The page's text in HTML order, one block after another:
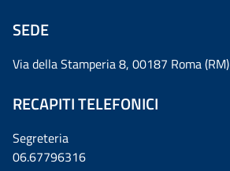
SEDE
Via della Stamperia 8, 00187 Roma (RM)
RECAPITI TELEFONICI
Segreteria
06.67796316